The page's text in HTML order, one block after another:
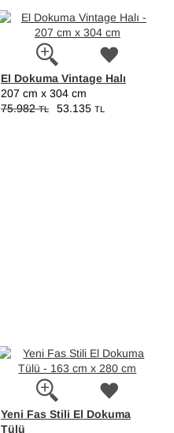
El Dokuma Vintage Halı
207 cm x 304 cm
75.982TL 53.135 TL
Yeni Fas Stili El Dokuma
Tülü